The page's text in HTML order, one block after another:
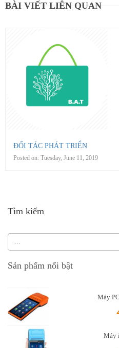
BÀI VIẾT LIÊN QUAN
ĐỐI TÁC PHÁT TRIỂN
Posted on: Tuesday, June 11, 2019
Tìm kiếm
Sản phẩm nổi bật
Máy
Máy